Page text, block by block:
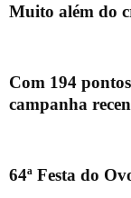
Muito além do
Com 194
campanha
64ª Festa do